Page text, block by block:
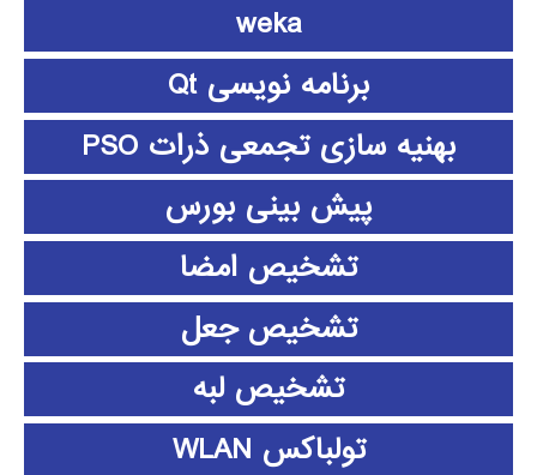
weka
برنامه نویسی Qt
بهنیه سازی تجمعی ذرات PSO
پیش بینی بورس
تشخیص امضا
تشخیص جعل
تشخیص لبه
تولباکس WLAN